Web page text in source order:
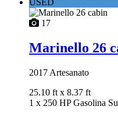
USED
17
Marinello 26
2017 Artesanato
25.10 ft x 8.37 ft
1 x 250 HP Gasolina